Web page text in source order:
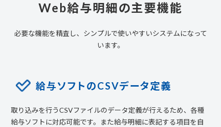
Web給与明細の主要機能
必要な機能を精査し、シンプルで使いやすいシステムになって
います。
給与ソフトのCSVデータ定義
取り込みを行うCSVファイルのデータ定義が行えるため、各種
給与ソフトに対応可能です。また給与明細に表記する項目を自